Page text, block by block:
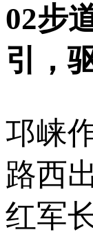
02步
引，
邛崃
路西
红军